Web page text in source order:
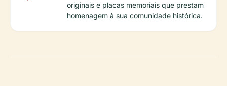
originais e placas memoriais que prestam
homenagem à sua comunidade histórica.